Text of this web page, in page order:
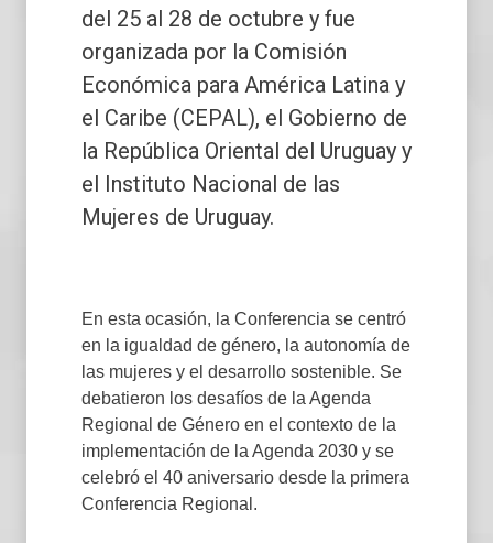
del 25 al 28 de octubre y fue
organizada por la Comisión
Económica para América Latina y
el Caribe (CEPAL), el Gobierno de
la República Oriental del Uruguay y
el Instituto Nacional de las
Mujeres de Uruguay.
En esta ocasión, la Conferencia se centró
en la igualdad de género, la autonomía de
las mujeres y el desarrollo sostenible. Se
debatieron los desafíos de la Agenda
Regional de Género en el contexto de la
implementación de la Agenda 2030 y se
celebró el 40 aniversario desde la primera
Conferencia Regional.